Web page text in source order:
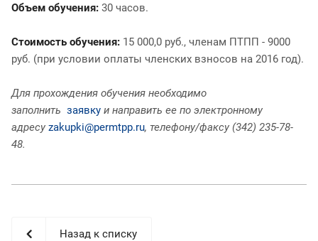
Объем обучения: 30 часов.
Стоимость обучения: 15 000,0 руб., членам ПТПП - 9000
руб. (при условии оплаты членских взносов на 2016 год).
Для прохождения обучения необходимо
заполнить заявку и направить ее по электронному
адресу zakupki@permtpp.ru, телефону/факсу (342) 235-78-
48.
Назад к списку